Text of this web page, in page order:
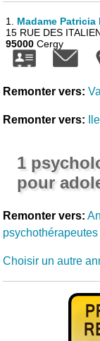
1. Madame
15 RUE DES
95000 Cergy
Remonter vers:
Remonter vers:
1
pour
Remonter vers:
Choisir un autre